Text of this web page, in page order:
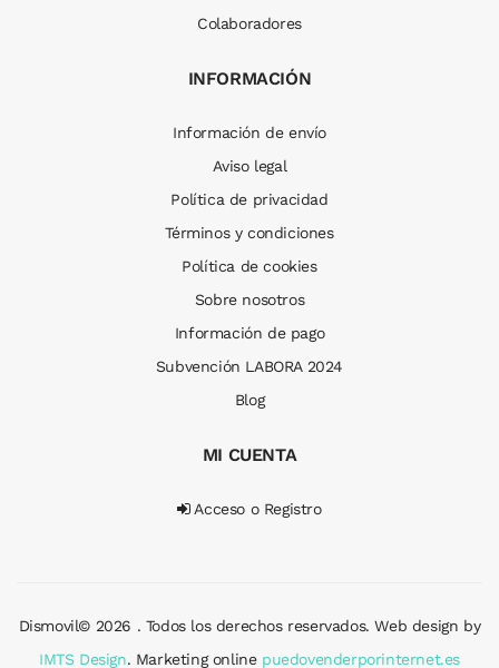
Colaboradores
INFORMACIÓN
Información de envío
Aviso legal
Política de privacidad
Términos y condiciones
Política de cookies
Sobre nosotros
Información de pago
Subvención LABORA 2024
Blog
MI CUENTA
Acceso o Registro
Dismovil© 2026 . Todos los derechos reservados. Web design by
IMTS Design. Marketing online puedovenderporinternet.es